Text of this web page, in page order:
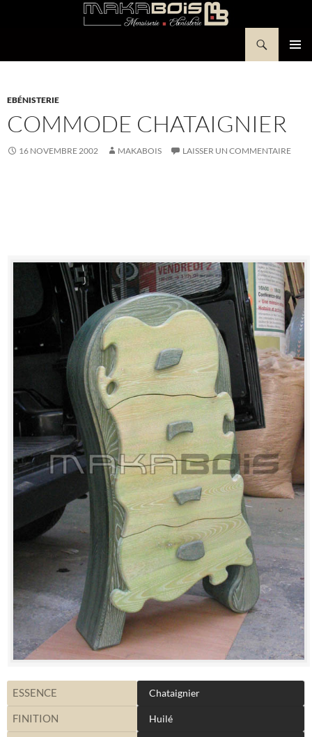
EBÉNISTERIE
COMMODE CHATAIGNIER
16 NOVEMBRE 2002 MAKABOIS LAISSER UN COMMENTAIRE
ESSENCE Chataignier
FINITION Huilé